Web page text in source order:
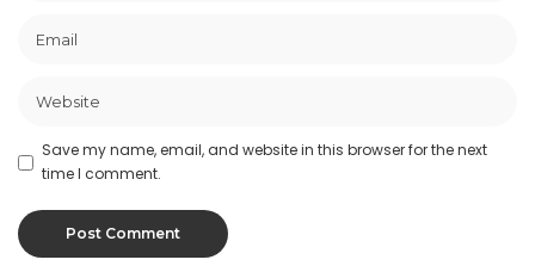
Save my name, email, and website in this browser for the next
time I comment.